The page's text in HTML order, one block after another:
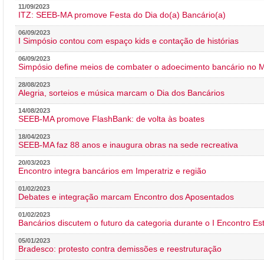
11/09/2023
ITZ: SEEB-MA promove Festa do Dia do(a) Bancário(a)
06/09/2023
I Simpósio contou com espaço kids e contação de histórias
06/09/2023
Simpósio define meios de combater o adoecimento bancário no
28/08/2023
Alegria, sorteios e música marcam o Dia dos Bancários
14/08/2023
SEEB-MA promove FlashBank: de volta às boates
18/04/2023
SEEB-MA faz 88 anos e inaugura obras na sede recreativa
20/03/2023
Encontro integra bancários em Imperatriz e região
01/02/2023
Debates e integração marcam Encontro dos Aposentados
01/02/2023
Bancários discutem o futuro da categoria durante o I Encontro
05/01/2023
Bradesco: protesto contra demissões e reestruturação